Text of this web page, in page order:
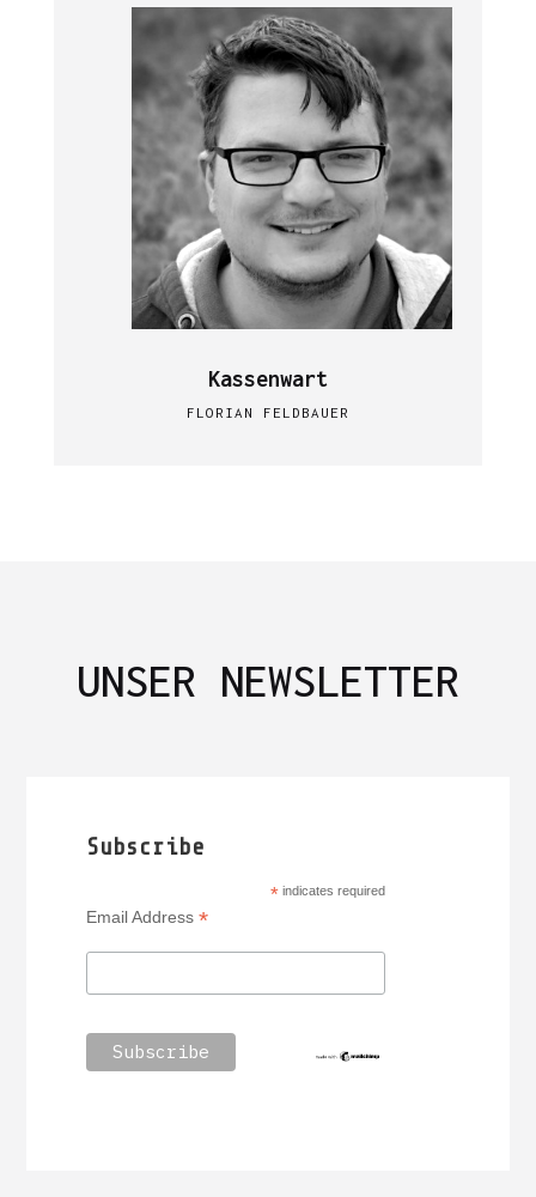
Kassenwart
FLORIAN FELDBAUER
UNSER NEWSLETTER
Subscribe
* indicates required
Email Address*